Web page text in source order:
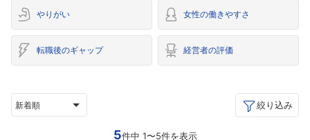
やりがい 女性の働きやすさ
転職後のギャップ 経営者の評価
新着順 絞り込み
5件中 1〜5件を表示